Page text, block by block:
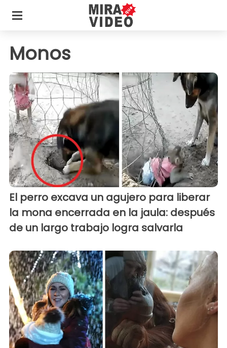
Monos
El perro excava un agujero para liberar
la mona encerrada en la jaula: después
de un largo trabajo logra salvarla